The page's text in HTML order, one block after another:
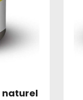
naturel